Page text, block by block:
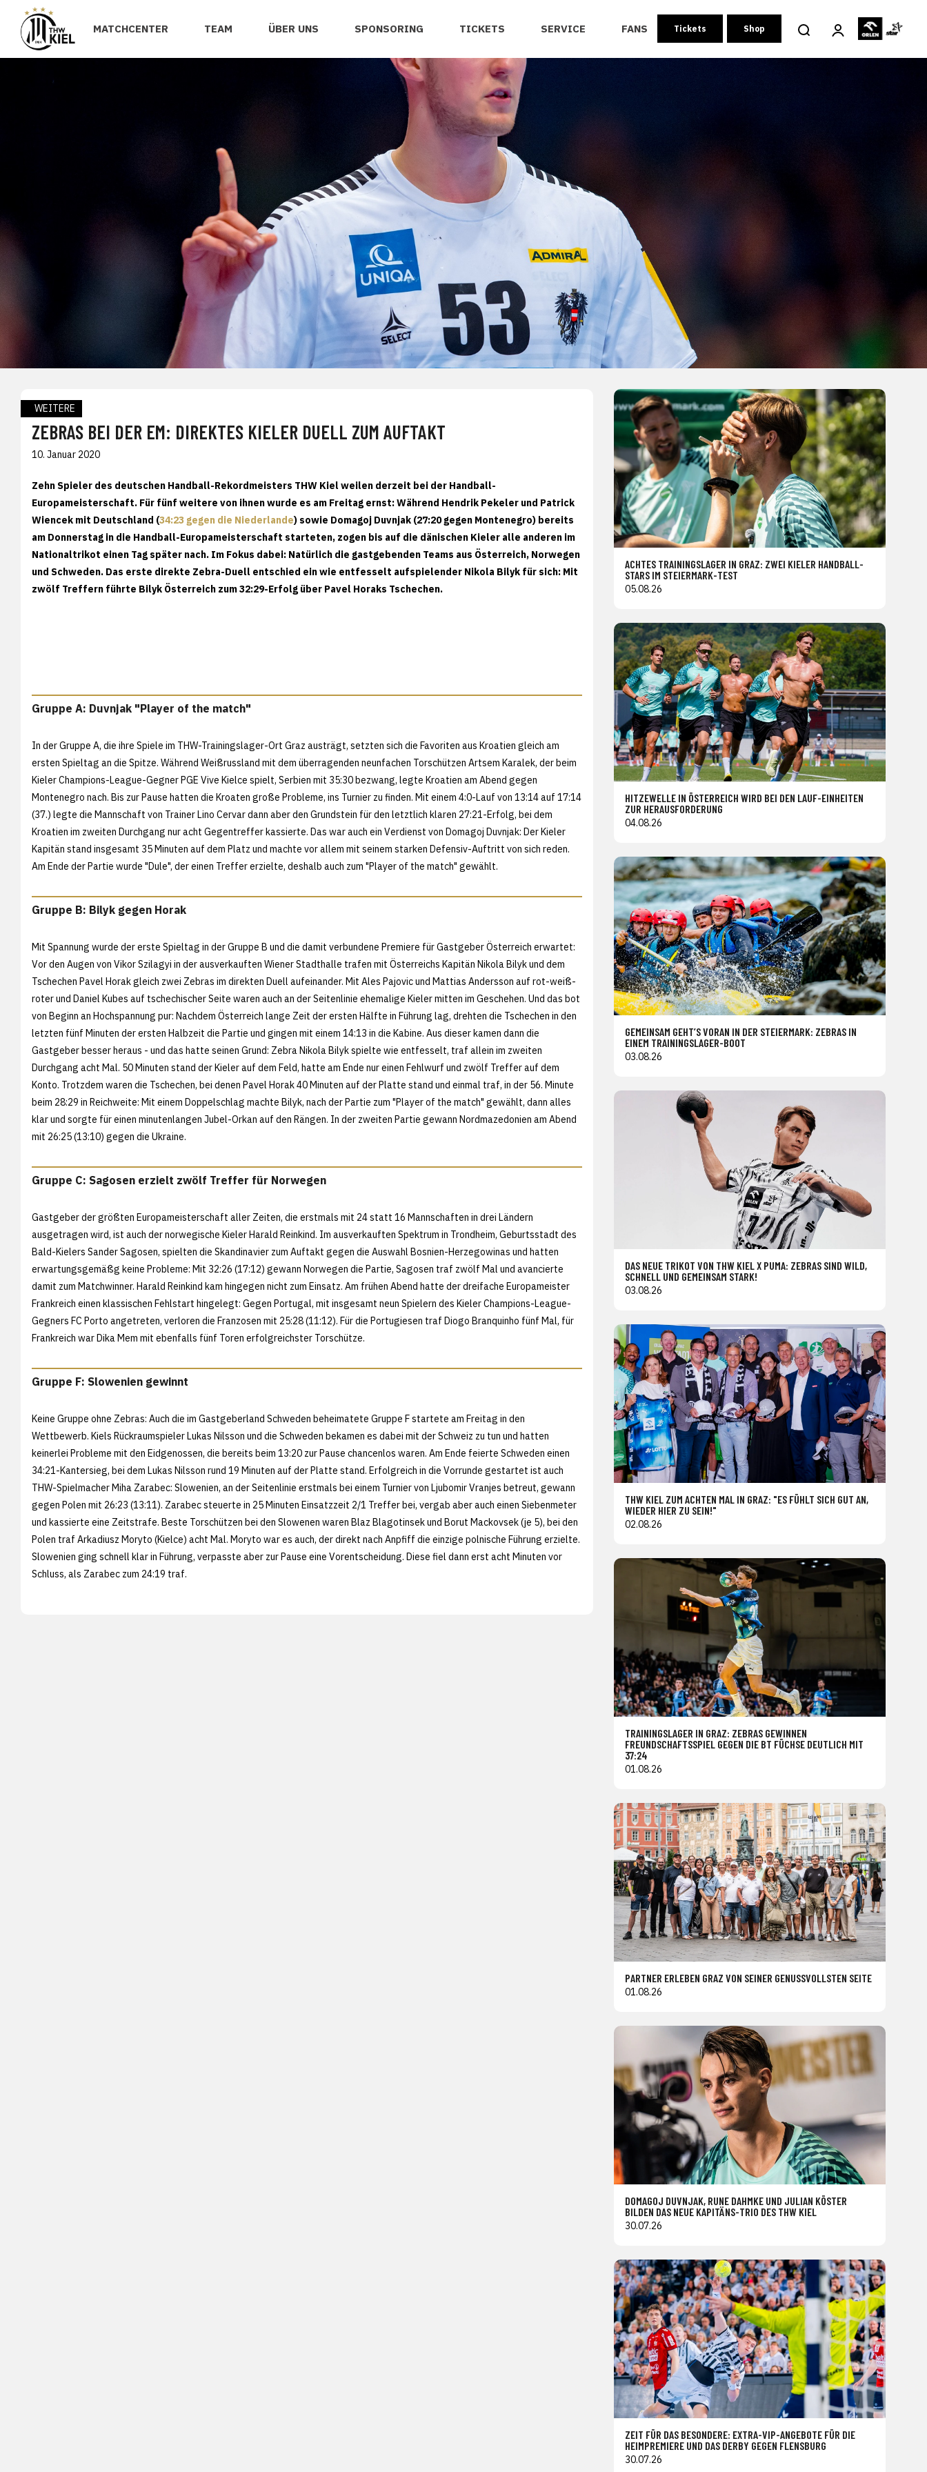
MATCHCENTER TEAM ÜBER UNS SPONSORING TICKETS SERVICE FANS Tickets Shop
WEITERE
ZEBRAS BEI DER EM: DIREKTES KIELER DUELL ZUM AUFTAKT
10. Januar 2020
Zehn Spieler des deutschen Handball-Rekordmeisters THW Kiel weilen derzeit bei der Handball-
Europameisterschaft. Für fünf weitere von ihnen wurde es am Freitag ernst: Während Hendrik Pekeler und Patrick
Wiencek mit Deutschland (34:23 gegen die Niederlande) sowie Domagoj Duvnjak (27:20 gegen Montenegro) bereits
am Donnerstag in die Handball-Europameisterschaft starteten, zogen bis auf die dänischen Kieler alle anderen im
Nationaltrikot einen Tag später nach. Im Fokus dabei: Natürlich die gastgebenden Teams aus Österreich, Norwegen
und Schweden. Das erste direkte Zebra-Duell entschied ein wie entfesselt aufspielender Nikola Bilyk für sich: Mit
zwölf Treffern führte Bilyk Österreich zum 32:29-Erfolg über Pavel Horaks Tschechen.
Gruppe A: Duvnjak "Player of the match"
In der Gruppe A, die ihre Spiele im THW-Trainingslager-Ort Graz austrägt, setzten sich die Favoriten aus Kroatien gleich am
ersten Spieltag an die Spitze. Während Weißrussland mit dem überragenden neunfachen Torschützen Artsem Karalek, der beim
Kieler Champions-League-Gegner PGE Vive Kielce spielt, Serbien mit 35:30 bezwang, legte Kroatien am Abend gegen
Montenegro nach. Bis zur Pause hatten die Kroaten große Probleme, ins Turnier zu finden. Mit einem 4:0-Lauf von 13:14 auf 17:14
(37.) legte die Mannschaft von Trainer Lino Cervar dann aber den Grundstein für den letztlich klaren 27:21-Erfolg, bei dem
Kroatien im zweiten Durchgang nur acht Gegentreffer kassierte. Das war auch ein Verdienst von Domagoj Duvnjak: Der Kieler
Kapitän stand insgesamt 35 Minuten auf dem Platz und machte vor allem mit seinem starken Defensiv-Auftritt von sich reden.
Am Ende der Partie wurde "Dule", der einen Treffer erzielte, deshalb auch zum "Player of the match" gewählt.
Gruppe B: Bilyk gegen Horak
Mit Spannung wurde der erste Spieltag in der Gruppe B und die damit verbundene Premiere für Gastgeber Österreich erwartet:
Vor den Augen von Vikor Szilagyi in der ausverkauften Wiener Stadthalle trafen mit Österreichs Kapitän Nikola Bilyk und dem
Tschechen Pavel Horak gleich zwei Zebras im direkten Duell aufeinander. Mit Ales Pajovic und Mattias Andersson auf rot-weiß-
roter und Daniel Kubes auf tschechischer Seite waren auch an der Seitenlinie ehemalige Kieler mitten im Geschehen. Und das bot
von Beginn an Hochspannung pur: Nachdem Österreich lange Zeit der ersten Hälfte in Führung lag, drehten die Tschechen in den
letzten fünf Minuten der ersten Halbzeit die Partie und gingen mit einem 14:13 in die Kabine. Aus dieser kamen dann die
Gastgeber besser heraus - und das hatte seinen Grund: Zebra Nikola Bilyk spielte wie entfesselt, traf allein im zweiten
Durchgang acht Mal. 50 Minuten stand der Kieler auf dem Feld, hatte am Ende nur einen Fehlwurf und zwölf Treffer auf dem
Konto. Trotzdem waren die Tschechen, bei denen Pavel Horak 40 Minuten auf der Platte stand und einmal traf, in der 56. Minute
beim 28:29 in Reichweite: Mit einem Doppelschlag machte Bilyk, nach der Partie zum "Player of the match" gewählt, dann alles
klar und sorgte für einen minutenlangen Jubel-Orkan auf den Rängen. In der zweiten Partie gewann Nordmazedonien am Abend
mit 26:25 (13:10) gegen die Ukraine.
Gruppe C: Sagosen erzielt zwölf Treffer für Norwegen
Gastgeber der größten Europameisterschaft aller Zeiten, die erstmals mit 24 statt 16 Mannschaften in drei Ländern
ausgetragen wird, ist auch der norwegische Kieler Harald Reinkind. Im ausverkauften Spektrum in Trondheim, Geburtsstadt des
Bald-Kielers Sander Sagosen, spielten die Skandinavier zum Auftakt gegen die Auswahl Bosnien-Herzegowinas und hatten
erwartungsgemäßg keine Probleme: Mit 32:26 (17:12) gewann Norwegen die Partie, Sagosen traf zwölf Mal und avancierte
damit zum Matchwinner. Harald Reinkind kam hingegen nicht zum Einsatz. Am frühen Abend hatte der dreifache Europameister
Frankreich einen klassischen Fehlstart hingelegt: Gegen Portugal, mit insgesamt neun Spielern des Kieler Champions-League-
Gegners FC Porto angetreten, verloren die Franzosen mit 25:28 (11:12). Für die Portugiesen traf Diogo Branquinho fünf Mal, für
Frankreich war Dika Mem mit ebenfalls fünf Toren erfolgreichster Torschütze.
Gruppe F: Slowenien gewinnt
Keine Gruppe ohne Zebras: Auch die im Gastgeberland Schweden beheimatete Gruppe F startete am Freitag in den
Wettbewerb. Kiels Rückraumspieler Lukas Nilsson und die Schweden bekamen es dabei mit der Schweiz zu tun und hatten
keinerlei Probleme mit den Eidgenossen, die bereits beim 13:20 zur Pause chancenlos waren. Am Ende feierte Schweden einen
34:21-Kantersieg, bei dem Lukas Nilsson rund 19 Minuten auf der Platte stand. Erfolgreich in die Vorrunde gestartet ist auch
THW-Spielmacher Miha Zarabec: Slowenien, an der Seitenlinie erstmals bei einem Turnier von Ljubomir Vranjes betreut, gewann
gegen Polen mit 26:23 (13:11). Zarabec steuerte in 25 Minuten Einsatzzeit 2/1 Treffer bei, vergab aber auch einen Siebenmeter
und kassierte eine Zeitstrafe. Beste Torschützen bei den Slowenen waren Blaz Blagotinsek und Borut Mackovsek (je 5), bei den
Polen traf Arkadiusz Moryto (Kielce) acht Mal. Moryto war es auch, der direkt nach Anpfiff die einzige polnische Führung erzielte.
Slowenien ging schnell klar in Führung, verpasste aber zur Pause eine Vorentscheidung. Diese fiel dann erst acht Minuten vor
Schluss, als Zarabec zum 24:19 traf.
ACHTES TRAININGSLAGER IN GRAZ: ZWEI KIELER HANDBALL-
STARS IM STEIERMARK-TEST
05.08.26
HITZEWELLE IN ÖSTERREICH WIRD BEI DEN LAUF-EINHEITEN
ZUR HERAUSFORDERUNG
04.08.26
GEMEINSAM GEHT’S VORAN IN DER STEIERMARK: ZEBRAS IN
EINEM TRAININGSLAGER-BOOT
03.08.26
DAS NEUE TRIKOT VON THW KIEL X PUMA: ZEBRAS SIND WILD,
SCHNELL UND GEMEINSAM STARK!
03.08.26
THW KIEL ZUM ACHTEN MAL IN GRAZ: "ES FÜHLT SICH GUT AN,
WIEDER HIER ZU SEIN!"
02.08.26
TRAININGSLAGER IN GRAZ: ZEBRAS GEWINNEN
FREUNDSCHAFTSSPIEL GEGEN DIE BT FÜCHSE DEUTLICH MIT
37:24
01.08.26
PARTNER ERLEBEN GRAZ VON SEINER GENUSSVOLLSTEN SEITE
01.08.26
DOMAGOJ DUVNJAK, RUNE DAHMKE UND JULIAN KÖSTER
BILDEN DAS NEUE KAPITÄNS-TRIO DES THW KIEL
30.07.26
ZEIT FÜR DAS BESONDERE: EXTRA-VIP-ANGEBOTE FÜR DIE
HEIMPREMIERE UND DAS DERBY GEGEN FLENSBURG
30.07.26